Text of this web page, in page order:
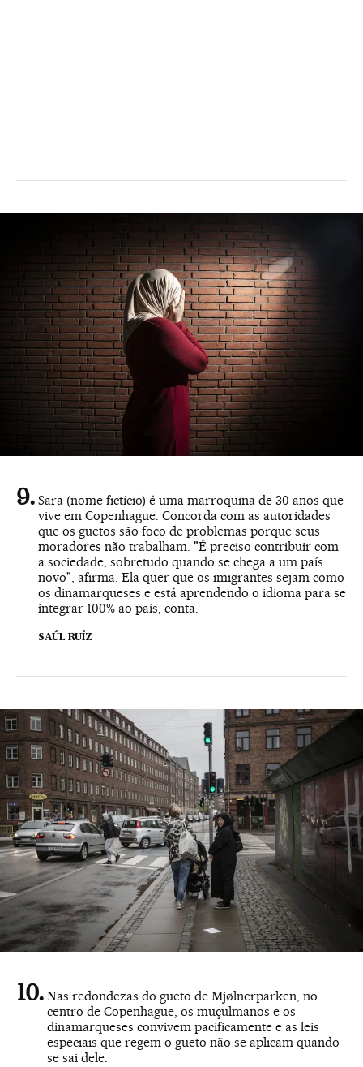
Sara (nome fictício) é uma marroquina de 30 anos que
vive em Copenhague. Concorda com as autoridades
que os guetos são foco de problemas porque seus
moradores não trabalham. "É preciso contribuir com
a sociedade, sobretudo quando se chega a um país
novo", afirma. Ela quer que os imigrantes sejam como
os dinamarqueses e está aprendendo o idioma para se
integrar 100% ao país, conta.
SAÚL RUÍZ
Nas redondezas do gueto de Mjølnerparken, no
centro de Copenhague, os muçulmanos e os
dinamarqueses convivem pacificamente e as leis
especiais que regem o gueto não se aplicam quando
se sai dele.